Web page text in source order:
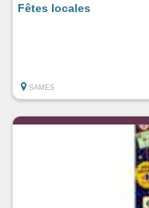
Fêtes locales
SAMES